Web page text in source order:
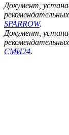
Документ,
SPARROW.
Документ,
СМИ24.